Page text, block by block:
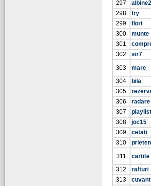
297 albine2
298
fry
299
flori
300
munte
301
302
sir7
303
mare
304
bila
305
306
radare
307
playlist
308
joc15
309
cetati
310
311
cartite
312
rafturi
313
cuvant